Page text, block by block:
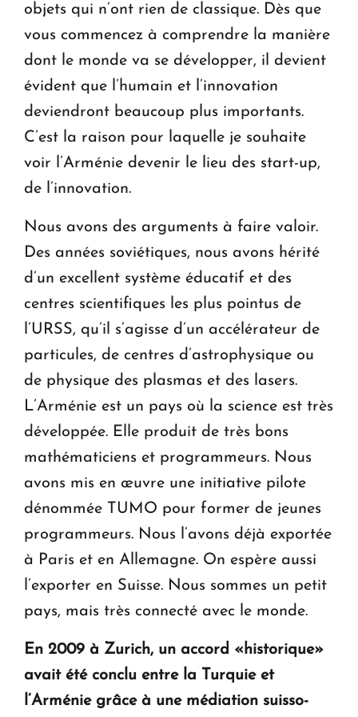
objets qui n’ont rien de classique. Dès que
vous commencez à comprendre la manière
dont le monde va se développer, il devient
évident que l’humain et l’innovation
deviendront beaucoup plus importants.
C’est la raison pour laquelle je souhaite
voir l’Arménie devenir le lieu des start-up,
de l’innovation.
Nous avons des arguments à faire valoir.
Des années soviétiques, nous avons hérité
d’un excellent système éducatif et des
centres scientifiques les plus pointus de
l’URSS, qu’il s’agisse d’un accélérateur de
particules, de centres d’astrophysique ou
de physique des plasmas et des lasers.
L’Arménie est un pays où la science est très
développée. Elle produit de très bons
mathématiciens et programmeurs. Nous
avons mis en œuvre une initiative pilote
dénommée TUMO pour former de jeunes
programmeurs. Nous l’avons déjà exportée
à Paris et en Allemagne. On espère aussi
l’exporter en Suisse. Nous sommes un petit
pays, mais très connecté avec le monde.
En 2009 à Zurich, un accord «historique»
avait été conclu entre la Turquie et
l’Arménie grâce à une médiation suisso-